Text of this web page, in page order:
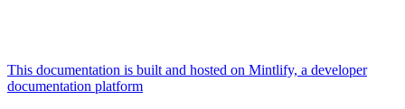
This documentation is built and hosted on Mintlify, a developer
documentation platform